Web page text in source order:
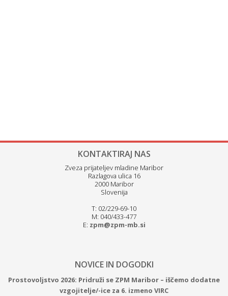
KONTAKTIRAJ NAS
Zveza prijateljev mladine Maribor
Razlagova ulica 16
2000 Maribor
Slovenija
T: 02/229-69-10
M: 040/433-477
E: zpm@zpm-mb.si
NOVICE IN DOGODKI
Prostovoljstvo 2026: Pridruži se ZPM Maribor – iščemo dodatne
vzgojitelje/-ice za 6. izmeno VIRC